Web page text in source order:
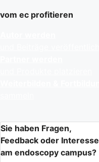
vom ec profitieren
Sie haben Fragen,
Feedback oder Interesse
am endoscopy campus?